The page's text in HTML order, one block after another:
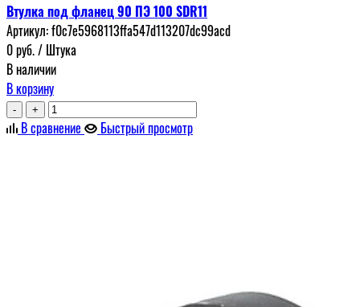
Втулка под фланец 90 ПЭ 100 SDR11
Артикул:f0c7e5968113ffa547d113207dc99acd
0руб./ Штука
В наличии
В корзину
- +
В сравнение Быстрый просмотр